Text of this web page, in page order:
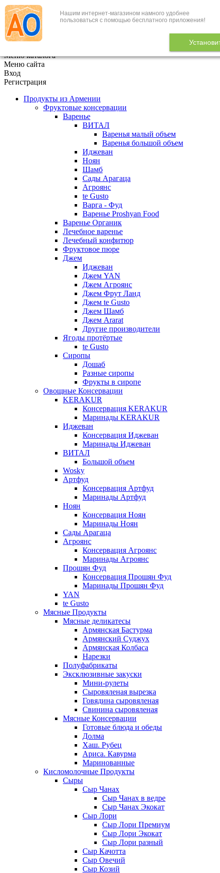
Нашим интернет-магазином намного удобнее
пользоваться с помощью бесплатного приложения!
+7 (495) 646-888-1
В корзине 0
Меню каталога
Меню сайта
Вход
Регистрация
Продукты из Армении
Фруктовые консервации
Варенье
ВИТАЛ
Варенья малый объем
Варенья большой объем
Иджеван
Ноян
Шамб
Сады Арагаца
Агроянс
te Gusto
Варга - Фуд
Варенье Proshyan Food
Варенье Органик
Лечебное варенье
Лечебный конфитюр
Фруктовое пюре
Джем
Иджеван
Джем YAN
Джем Агроянс
Джем Фрут Ланд
Джем te Gusto
Джем Шамб
Джем Ararat
Другие производители
Ягоды протёртые
te Gusto
Сиропы
Дошаб
Разные сиропы
Фрукты в сиропе
Овощные Консервации
KERAKUR
Консервация KERAKUR
Маринады KERAKUR
Иджеван
Консервация Иджеван
Маринады Иджеван
ВИТАЛ
Большой объем
Wosky
Артфуд
Консервация Артфуд
Маринады Артфуд
Ноян
Консервация Ноян
Маринады Ноян
Сады Арагаца
Агроянс
Консервация Агроянс
Маринады Агроянс
Прошян Фуд
Консервация Прошян Фуд
Маринады Прошян Фуд
YAN
te Gusto
Мясные Продукты
Мясные деликатесы
Армянская Бастурма
Армянский Суджух
Армянская Колбаса
Нарезки
Полуфабрикаты
Эксклюзивные закуски
Мини-рулеты
Сыровяленая вырезка
Говядина сыровяленая
Свинина сыровяленая
Мясные Консервации
Готовые блюда и обеды
Долма
Хаш. Рубец
Ариса. Кавурма
Маринованные
Кисломолочные Продукты
Сыры
Сыр Чанах
Сыр Чанах в ведре
Сыр Чанах Экокат
Сыр Лори
Сыр Лори Премиум
Сыр Лори Экокат
Сыр Лори разный
Сыр Качотта
Сыр Овечий
Сыр Козий